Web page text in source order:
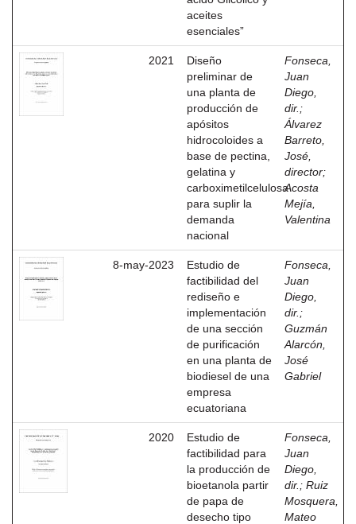
aceites
esenciales”
2021
Diseño
preliminar de
una planta de
producción de
apósitos
hidrocoloides a
base de pectina,
gelatina y
carboximetilcelulosa
para suplir la
demanda
nacional
Fonseca,
Juan
Diego,
dir. ;
Álvarez
Barreto,
José,
director;
Acosta
Mejía,
Valentina
8-may-2023
Estudio de
factibilidad del
rediseño e
implementación
de una sección
de purificación
en una planta de
biodiesel de una
empresa
ecuatoriana
Fonseca,
Juan
Diego,
dir. ;
Guzmán
Alarcón,
José
Gabriel
2020
Estudio de
factibilidad para
la producción de
bioetanola partir
de papa de
desecho tipo
Fonseca,
Juan
Diego,
dir. ; Ruiz
Mosquera,
Mateo